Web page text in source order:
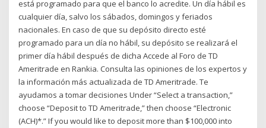
está programado para que el banco lo acredite. Un día hábil es
cualquier día, salvo los sábados, domingos y feriados
nacionales. En caso de que su depósito directo esté
programado para un día no hábil, su depósito se realizará el
primer día hábil después de dicha Accede al Foro de TD
Ameritrade en Rankia. Consulta las opiniones de los expertos y
la información más actualizada de TD Ameritrade. Te
ayudamos a tomar decisiones Under “Select a transaction,”
choose “Deposit to TD Ameritrade,” then choose “Electronic
(ACH)*.” If you would like to deposit more than $100,000 into